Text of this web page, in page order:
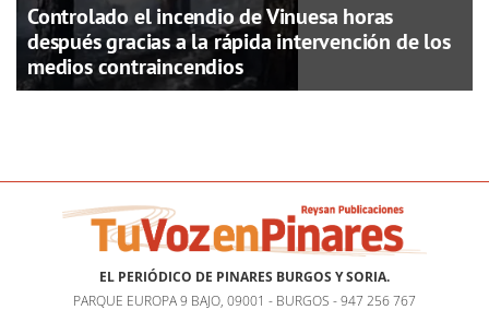
Controlado el incendio de Vinuesa horas
después gracias a la rápida intervención de los
medios contraincendios
EL PERIÓDICO DE PINARES BURGOS Y SORIA.
PARQUE EUROPA 9 BAJO, 09001 - BURGOS - 947 256 767